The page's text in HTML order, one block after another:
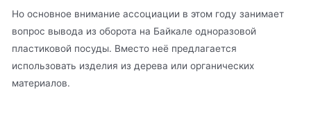
Но основное внимание ассоциации в этом году занимает
вопрос вывода из оборота на Байкале одноразовой
пластиковой посуды. Вместо неё предлагается
использовать изделия из дерева или органических
материалов.